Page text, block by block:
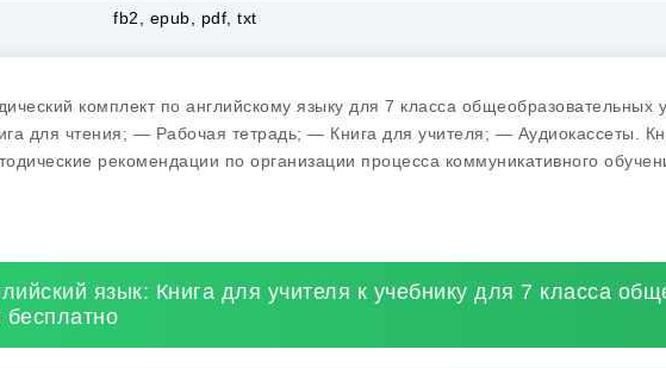
fb2, epub, pdf, txt
комплект по английскому языку для 7 класса
для чтения; — Рабочая тетрадь; — Книга для учителя; — Аудиокассеты.
рекомендации по организации процесса коммуникативного
язык: Книга для учителя к учебнику для 7 класса